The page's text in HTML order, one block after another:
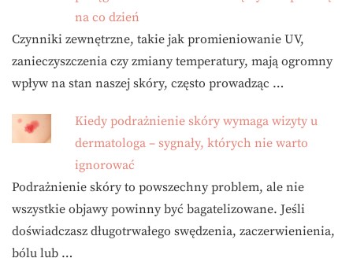
na co dzień
Czynniki zewnętrzne, takie jak promieniowanie UV,
zanieczyszczenia czy zmiany temperatury, mają ogromny
wpływ na stan naszej skóry, często prowadząc …
Kiedy podrażnienie skóry wymaga wizyty u
dermatologa – sygnały, których nie warto
ignorować
Podrażnienie skóry to powszechny problem, ale nie
wszystkie objawy powinny być bagatelizowane. Jeśli
doświadczasz długotrwałego swędzenia, zaczerwienienia,
bólu lub …